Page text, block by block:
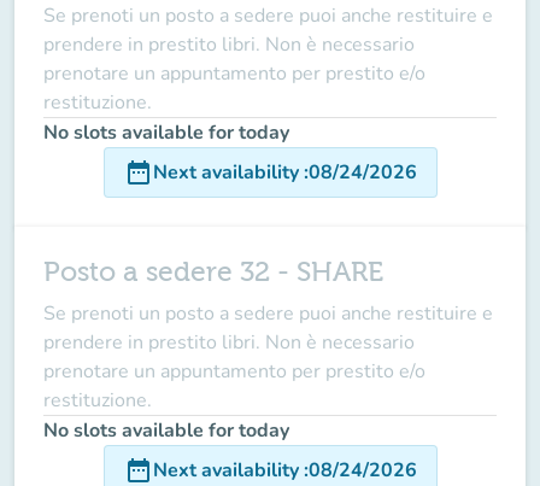
Se prenoti un posto a sedere puoi anche restituire e
prendere in prestito libri. Non è necessario
prenotare un appuntamento per prestito e/o
restituzione.
No slots available for today
date_rangeNext availability:08/24/2026
Posto a sedere 32 - SHARE
Se prenoti un posto a sedere puoi anche restituire e
prendere in prestito libri. Non è necessario
prenotare un appuntamento per prestito e/o
restituzione.
No slots available for today
date_rangeNext availability:08/24/2026